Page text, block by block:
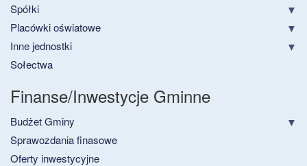
Spółki
Placówki oświatowe
Inne jednostki
Sołectwa
Finanse/Inwestycje Gminne
Budżet Gminy
Sprawozdania finasowe
Oferty inwestycyjne